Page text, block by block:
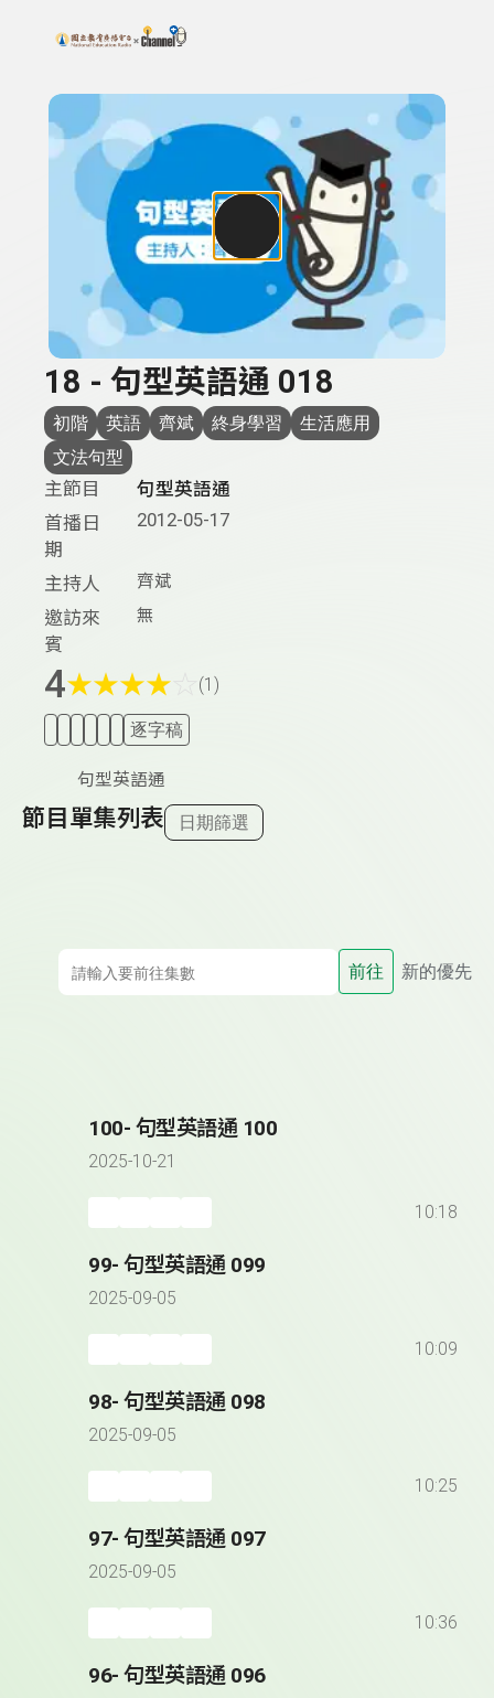
上方功能區塊
搜尋關鍵字：可輸入節目名稱、主持人或關鍵字
18 - 句型英語通 018
初階 英語 齊斌 終身學習
生活應用
文法句型
主節目
句型英語通
首播日
期
2012-05-17
主持人 齊斌
邀訪來
賓
無
4★★★★ (1)
逐字稿
句型英語通
節目單集列表 日期篩選
前往 新的優先
100- 句型英語通 100
2025-10-21
10:18
99- 句型英語通 099
2025-09-05
10:09
98- 句型英語通 098
2025-09-05
10:25
97- 句型英語通 097
2025-09-05
10:36
96- 句型英語通 096